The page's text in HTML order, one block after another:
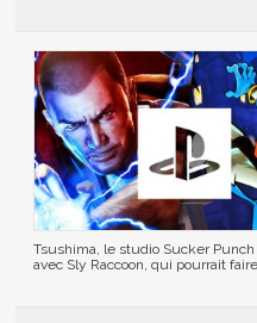
Tsushima, le studio Sucker
avec Sly Raccoon, qui pourrait